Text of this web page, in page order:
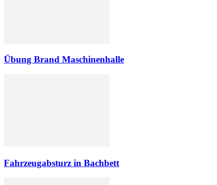
Übung Brand Maschinenhalle
Fahrzeugabsturz in Bachbett